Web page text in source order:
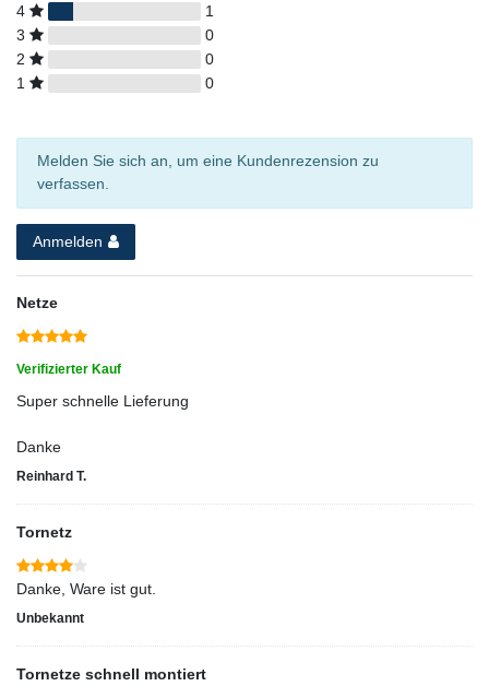
4
1
3
0
2
0
1
0
Melden Sie sich an, um eine Kundenrezension zu
verfassen.
Anmelden
Netze
Verifizierter Kauf
Super schnelle Lieferung
Danke
Reinhard T.
Tornetz
Danke, Ware ist gut.
Unbekannt
Tornetze schnell montiert